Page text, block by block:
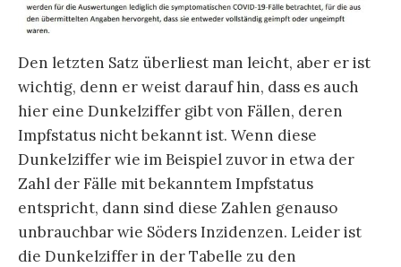
Den letzten Satz überliest man leicht, aber er ist
wichtig, denn er weist darauf hin, dass es auch
hier eine Dunkelziffer gibt von Fällen, deren
Impfstatus nicht bekannt ist. Wenn diese
Dunkelziffer wie im Beispiel zuvor in etwa der
Zahl der Fälle mit bekanntem Impfstatus
entspricht, dann sind diese Zahlen genauso
unbrauchbar wie Söders Inzidenzen. Leider ist
die Dunkelziffer in der Tabelle zu den